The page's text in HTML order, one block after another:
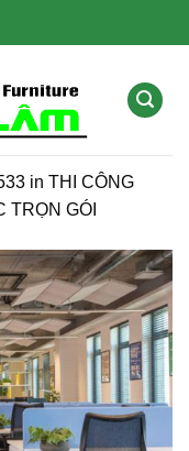
in THI CÔNG
TRỌN GÓI